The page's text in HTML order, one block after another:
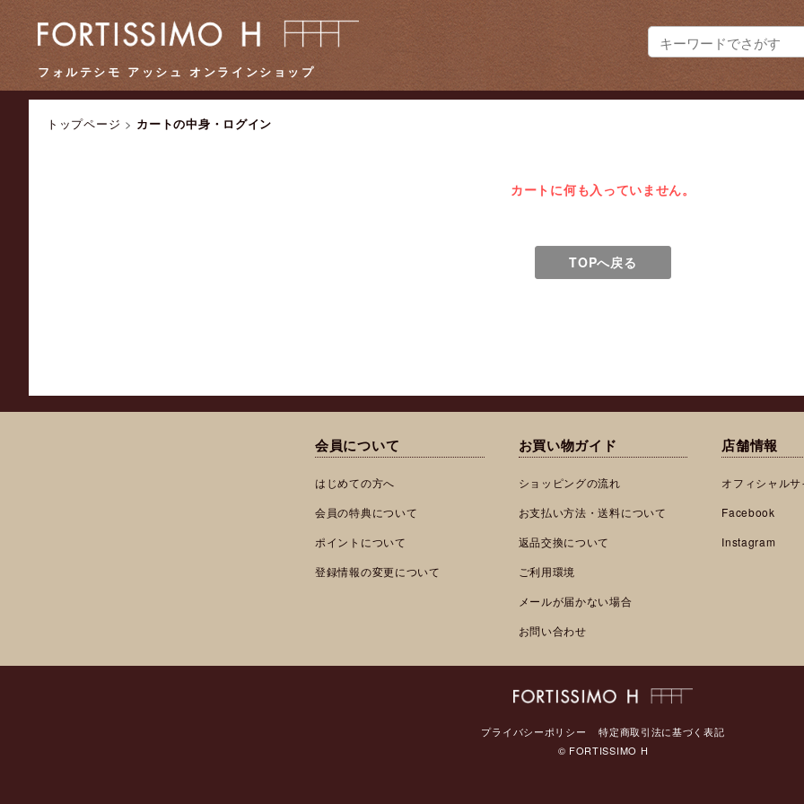
フォルテシモ アッシュ オンラインショップ
トップページ > カートの中身・ログイン
カートに何も入っていません。
TOPへ戻る
会員について
はじめての方へ
会員の特典について
ポイントについて
登録情報の変更について
お買い物ガイド
ショッピングの流れ
お支払い方法・送料について
返品交換について
ご利用環境
メールが届かない場合
お問い合わせ
店舗情報
オフィシャル
Facebook
Instagram
プライバシーポリシー
特定商取引法に基づく表記
© FORTISSIMO H